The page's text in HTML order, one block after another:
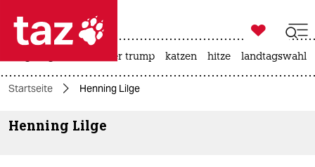
 taz zahl ich
taz zahl ich
themen

taz zahl ich
usa unter trump katzen hitze landtagswahl
Startseite Henning Lilge
Henning Lilge